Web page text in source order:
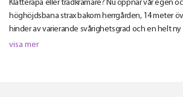
Klätterapa eller trädkramare? Nu öppnar vår egen
höghöjdsbana strax bakom herrgården, 14 meter
hinder av varierande svårighetsgrad och en helt
ziplines. Alla deltagare är säkrade och våra
visa mer